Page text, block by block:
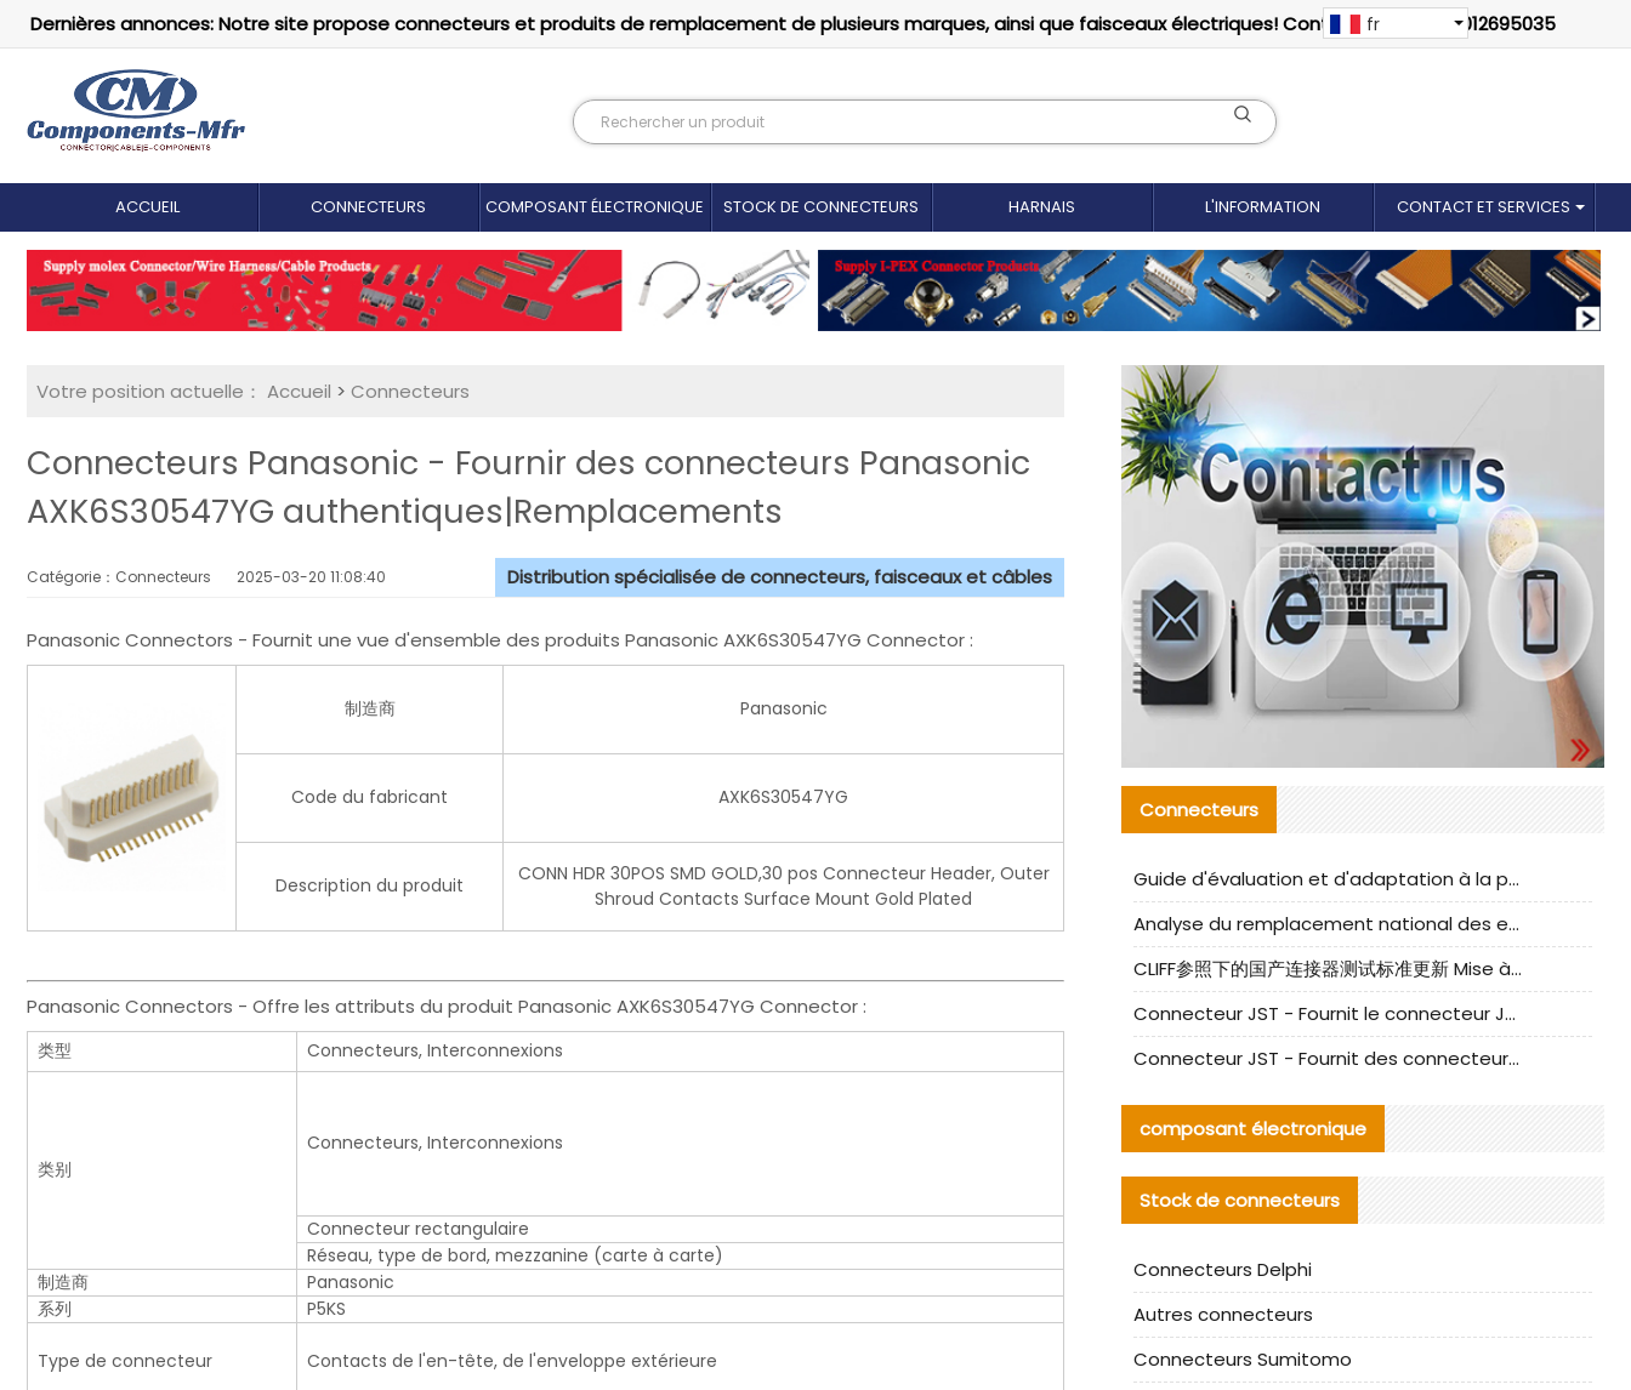
Dernières annonces: Notre site propose connecteurs et produits de remplacement de plusieurs marques, ainsi que faisceaux électriques! Contactez-nous: 18012695035
fr
ACCUEIL CONNECTEURS COMPOSANT ÉLECTRONIQUE STOCK DE CONNECTEURS HARNAIS L'INFORMATION CONTACT ET SERVICES
Votre position actuelle： Accueil > Connecteurs
Connecteurs Panasonic - Fournir des connecteurs Panasonic
AXK6S30547YG authentiques|Remplacements
Catégorie：Connecteurs 2025-03-20 11:08:40 Distribution spécialisée de connecteurs, faisceaux et câbles
Panasonic Connectors - Fournit une vue d'ensemble des produits Panasonic AXK6S30547YG Connector :
制造商 Panasonic
Code du fabricant AXK6S30547YG
Description du produit
CONN HDR 30POS SMD GOLD,30 pos Connecteur Header, Outer
Shroud Contacts Surface Mount Gold Plated
Panasonic Connectors - Offre les attributs du produit Panasonic AXK6S30547YG Connector :
类型 Connecteurs, Interconnexions
类别
Connecteurs, Interconnexions
Connecteur rectangulaire
Réseau, type de bord, mezzanine (carte à carte)
制造商
Panasonic
系列
P5KS
Type de connecteur Contacts de l'en-tête, de l'enveloppe extérieure
Connecteurs
Guide d'évaluation et d'adaptation à la production des composants de câbles nationaux CNC Tech
Analyse du remplacement national des ensembles de câbles à fréquence élevée I-PEX
CLIFF参照下的国产连接器测试标准更新 Mise à jour des normes de test des connecteurs nationaux sous la référence CLIFF
Connecteur JST - Fournit le connecteur JST NSHR-02V-S original | Équivalent
Connecteur JST - Fournit des connecteurs JST GHR-09V-S authentiques et des produits de remplacement|
composant électronique
Stock de connecteurs
Connecteurs Delphi
Autres connecteurs
Connecteurs Sumitomo